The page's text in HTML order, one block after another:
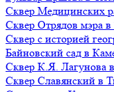
Сквер Медицинских
Сквер Отрядов мэра
Сквер с историей
Байновский сад в
Сквер К.Я. Лагунова
Сквер Славянский в